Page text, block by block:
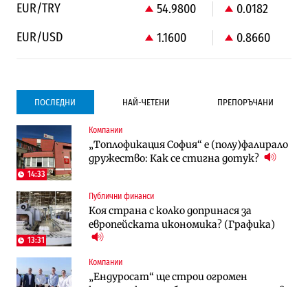
EUR/TRY 54.9800
0.0182
EUR/USD
1.1600 0.8660
ПОСЛЕДНИ НАЙ-ЧЕТЕНИ ПРЕПОРЪЧАНИ
14:33
Компании
„Топлофикация София“ e (полу)фалирало
дружество: Как се стигна дотук?
13:31
Публични финанси
Коя страна с колко допринася за
европейската икономика? (Графика)
Компании
„Ендуросат“ ще строи огромен
Градоустройство
Столична община избра изпълнител за
преместването на трамвайното
Компании
Vivacom предлага над 150 устройства с
90% отстъпка през август
Енергетика
АЕЦ „Козлодуй“ ще работи само още
Компании
Vivacom предлага над 150 устройства с
90% отстъпка през август
To:know
Последни дни с обозначаване на цените
в лева: Какво предстои?
To:know
Какво се променя в България от 1